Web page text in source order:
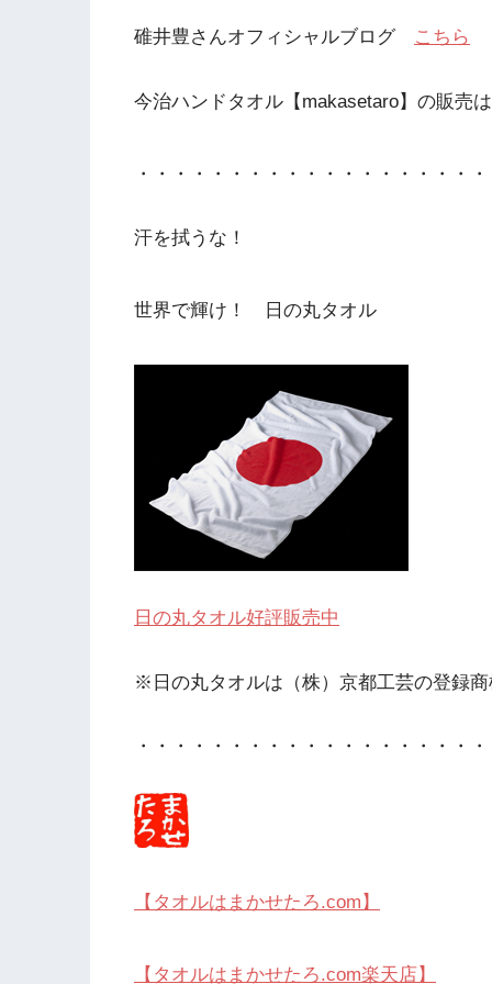
碓井豊さんオフィシャルブログ こちら
今治ハンドタオル【makasetaro】の販売は
・・・・・・・・・・・・・・・・・・
汗を拭うな！
世界で輝け！ 日の丸タオル
日の丸タオル好評販売中
※日の丸タオルは（株）京都工芸の登録商
・・・・・・・・・・・・・・・・・・
【タオルはまかせたろ.com】
【タオルはまかせたろ.com楽天店】